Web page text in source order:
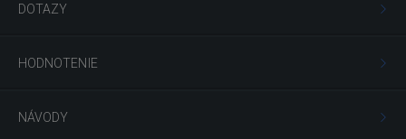
DOTAZY
HODNOTENIE
NÁVODY